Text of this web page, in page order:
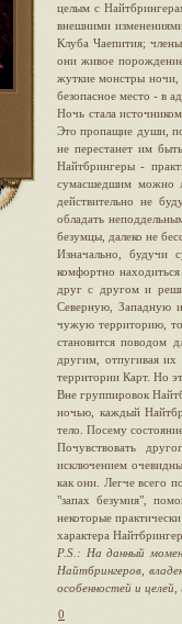
целым с
внешними
Клуба Чаепития;
они живое
жуткие монстры ночи,
безопасное место - в
Ночь стала
Это пропащие души,
не перестанет им
Найтбрингеры -
сумасшедшим можно
действительно не
обладать
безумцы, далеко не
Изначально, будучи
комфортно
друг с другом и
Северную, Западную
чужую территорию, то
становится поводом
другим, отпугивая
территории Карт. Но
Вне группировок
ночью, каждый
тело. Посему
Почувствовать
исключением
как они. Легче всего
"запах безумия",
некоторые
характера
P.S.: На данный
Найтбрингеров,
особенностей и
0